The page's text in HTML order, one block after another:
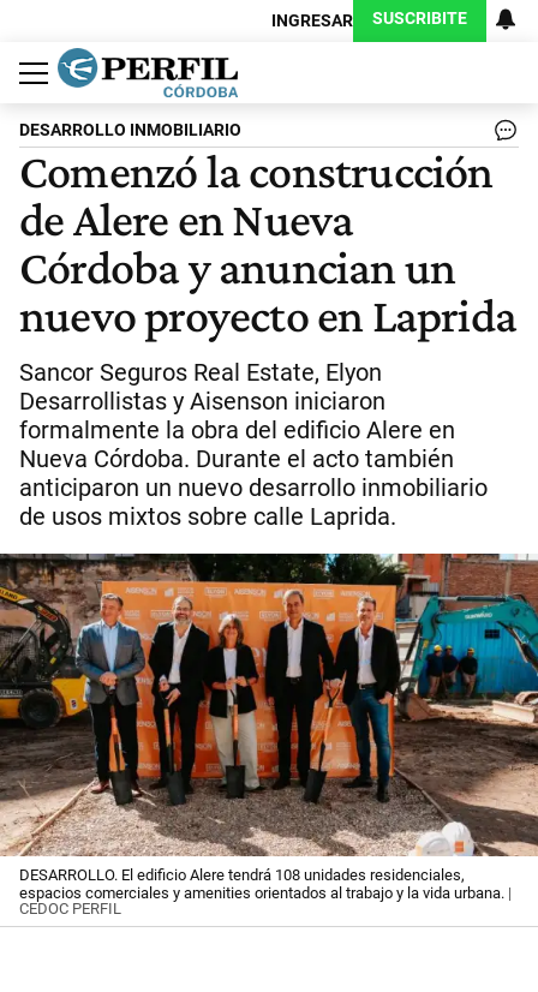
INGRESAR SUSCRIBITE
Política
Economía
Judiciales
Sociedad
Cultura
Espectáculos
Deportes
Protagonistas
DESARROLLO INMOBILIARIO
Comenzó la construcción
de Alere en Nueva
Córdoba y anuncian un
nuevo proyecto en Laprida
Sancor Seguros Real Estate, Elyon
Desarrollistas y Aisenson iniciaron
formalmente la obra del edificio Alere en
Nueva Córdoba. Durante el acto también
anticiparon un nuevo desarrollo inmobiliario
de usos mixtos sobre calle Laprida.
DESARROLLO. El edificio Alere tendrá 108 unidades residenciales,
espacios comerciales y amenities orientados al trabajo y la vida urbana. |
CEDOC PERFIL